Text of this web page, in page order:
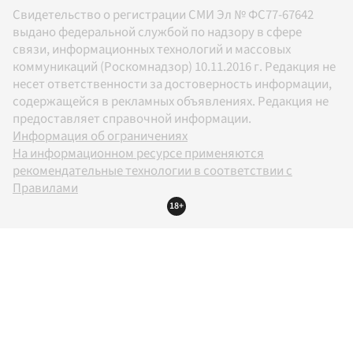
Свидетельство о регистрации СМИ Эл № ФС77-67642
выдано федеральной службой по надзору в сфере
связи, информационных технологий и массовых
коммуникаций (Роскомнадзор) 10.11.2016 г. Редакция не
несет ответственности за достоверность информации,
содержащейся в рекламных объявлениях. Редакция не
предоставляет справочной информации.
Информация об ограничениях
На информационном ресурсе применяются
рекомендательные технологии в соответствии с
Правилами
18+